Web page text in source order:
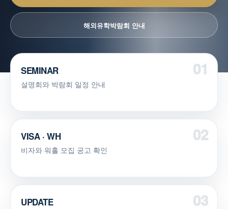
해외유학박람회 안내
SEMINAR
설명회와 박람회 일정 안내
VISA · WH
비자와 워홀 모집 공고 확인
UPDATE